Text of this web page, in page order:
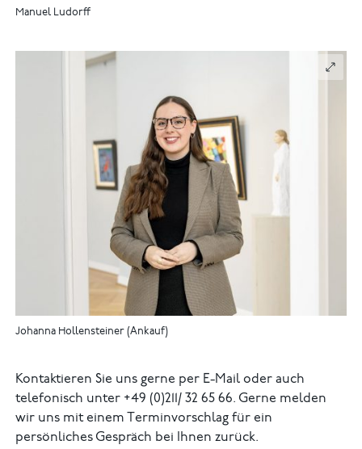
Manuel Ludorff
Johanna Hollensteiner (Ankauf)
Kontaktieren Sie uns gerne per E-Mail oder auch
telefonisch unter +49 (0)211/ 32 65 66. Gerne melden
wir uns mit einem Terminvorschlag für ein
persönliches Gespräch bei Ihnen zurück.